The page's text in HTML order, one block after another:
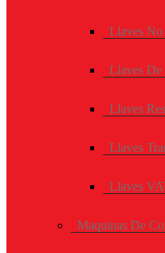
Llaves No
Llaves De
Llaves
Llaves
Llaves
Maquinas De